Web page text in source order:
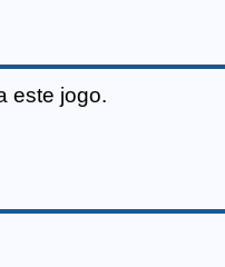
este jogo.